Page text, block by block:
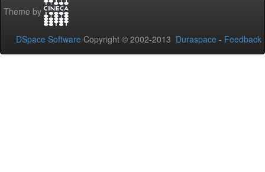
Theme by
DSpace Software Copyright © 2002-2013 Duraspace - Feedback